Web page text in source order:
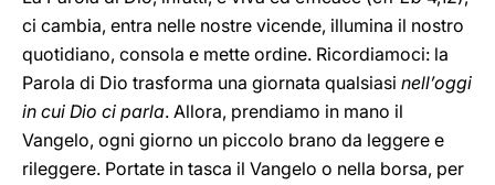
ci cambia, entra nelle nostre vicende, illumina il nostro
quotidiano, consola e mette ordine. Ricordiamoci: la
Parola di Dio trasforma una giornata qualsiasi nell’oggi
in cui Dio ci parla. Allora, prendiamo in mano il
Vangelo, ogni giorno un piccolo brano da leggere e
rileggere. Portate in tasca il Vangelo o nella borsa, per